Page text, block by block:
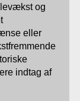
og
eller
indtag af